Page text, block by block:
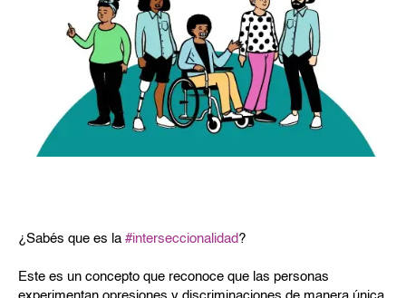
¿Sabés que es la #interseccionalidad?
Este es un concepto que reconoce que las personas